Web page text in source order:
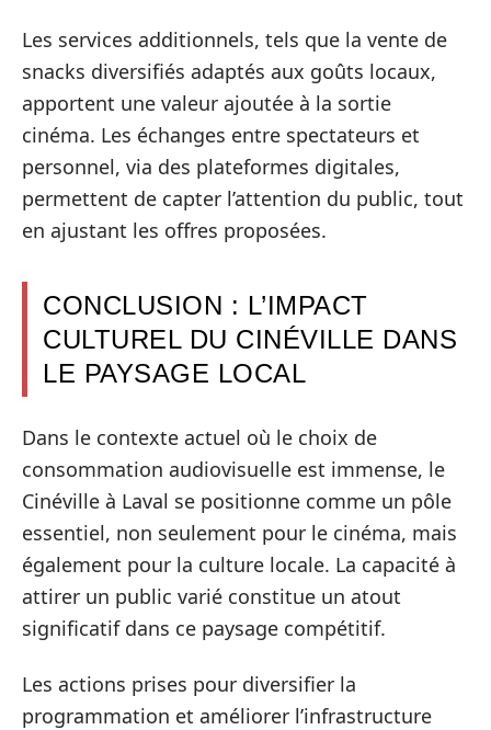
Les services additionnels, tels que la vente de
snacks diversifiés adaptés aux goûts locaux,
apportent une valeur ajoutée à la sortie
cinéma. Les échanges entre spectateurs et
personnel, via des plateformes digitales,
permettent de capter l’attention du public, tout
en ajustant les offres proposées.
CONCLUSION : L’IMPACT
CULTUREL DU CINÉVILLE DANS
LE PAYSAGE LOCAL
Dans le contexte actuel où le choix de
consommation audiovisuelle est immense, le
Cinéville à Laval se positionne comme un pôle
essentiel, non seulement pour le cinéma, mais
également pour la culture locale. La capacité à
attirer un public varié constitue un atout
significatif dans ce paysage compétitif.
Les actions prises pour diversifier la
programmation et améliorer l’infrastructure